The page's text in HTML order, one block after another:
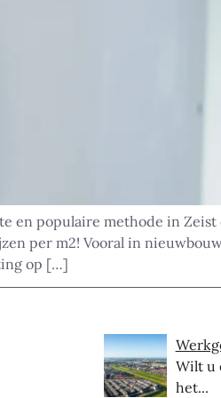
en populaire methode in
per m2! Vooral in
op […]
Wilt u
het...